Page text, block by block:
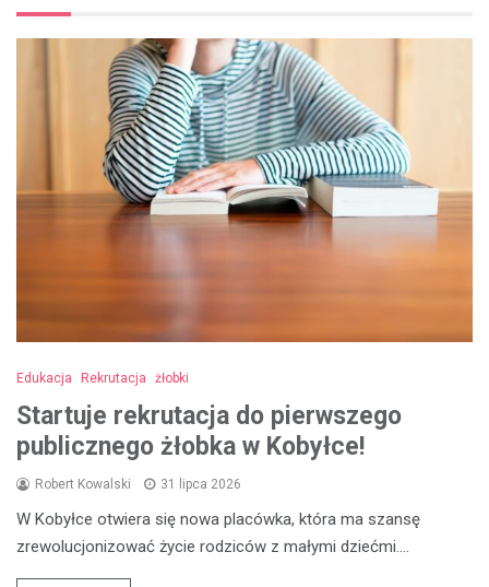
Edukacja Rekrutacja żłobki
Startuje rekrutacja do pierwszego
publicznego żłobka w Kobyłce!
Robert Kowalski 31 lipca 2026
W Kobyłce otwiera się nowa placówka, która ma szansę
zrewolucjonizować życie rodziców z małymi dziećmi.…